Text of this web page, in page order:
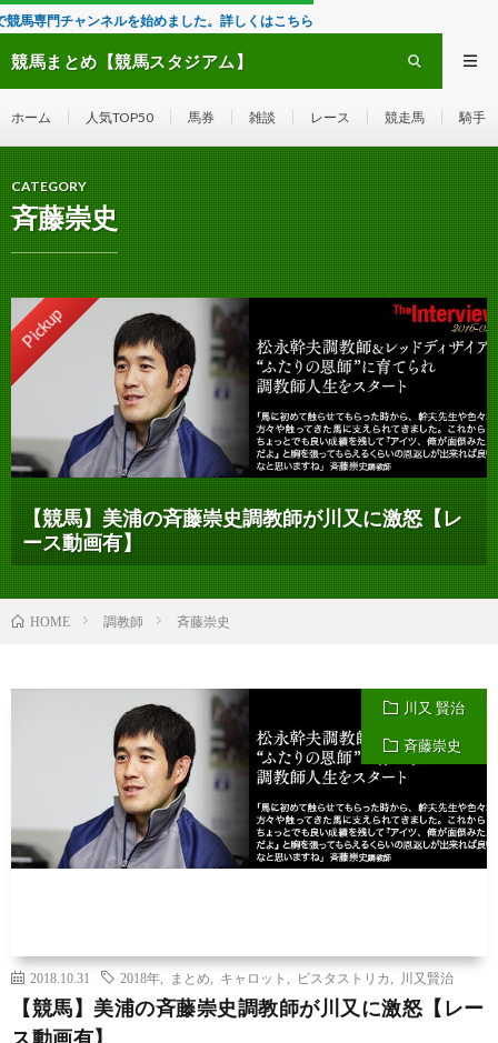
を始めました。詳しくはこちら
競馬まとめ【競馬スタジアム】
ホーム 人気TOP50 馬券 雑談 レース 競走馬 騎手
CATEGORY
斉藤崇史
Pickup
【競馬】美浦の斉藤崇史調教師が川又に激怒【レ
ース動画有】
HOME 調教師 斉藤崇史
川又 賢治
斉藤崇史
2018.10.31 2018年 まとめ キャロット ビスタストリカ 川又賢治
【競馬】美浦の斉藤崇史調教師が川又に激怒【レー
ス動画有】